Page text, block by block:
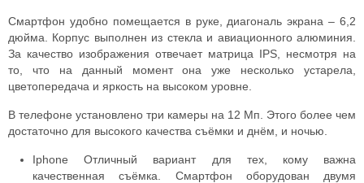
Смартфон удобно помещается в руке, диагональ экрана – 6,2
дюйма. Корпус выполнен из стекла и авиационного алюминия.
За качество изображения отвечает матрица IPS, несмотря на
то, что на данный момент она уже несколько устарела,
цветопередача и яркость на высоком уровне.
В телефоне установлено три камеры на 12 Мп. Этого более чем
достаточно для высокого качества съёмки и днём, и ночью.
Iphone Отличный вариант для тех, кому важна
качественная съёмка. Смартфон оборудован двумя